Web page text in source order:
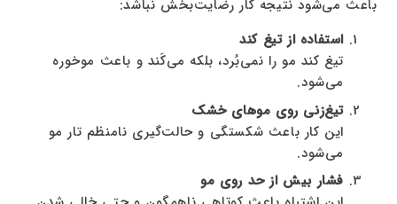
باعث می‌شود نتیجه کار رضایت‌بخش نباشد:
استفاده از تیغ کند
تیغ کند مو را نمی‌بُرد، بلکه می‌کَند و باعث موخوره
می‌شود.
تیغ‌زنی روی موهای خشک
این کار باعث شکستگی و حالت‌گیری نامنظم تار مو
می‌شود.
فشار بیش از حد روی مو